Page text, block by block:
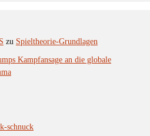
zu Spieltheorie-Grundlagen
Kampfansage an die globale
schnuck